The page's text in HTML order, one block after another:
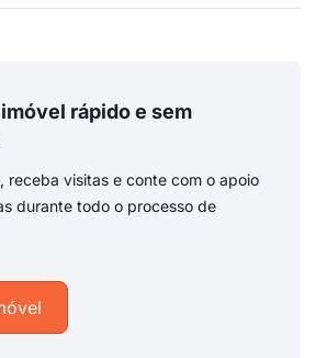
rápido e sem
receba visitas e conte com o apoio
durante todo o processo de